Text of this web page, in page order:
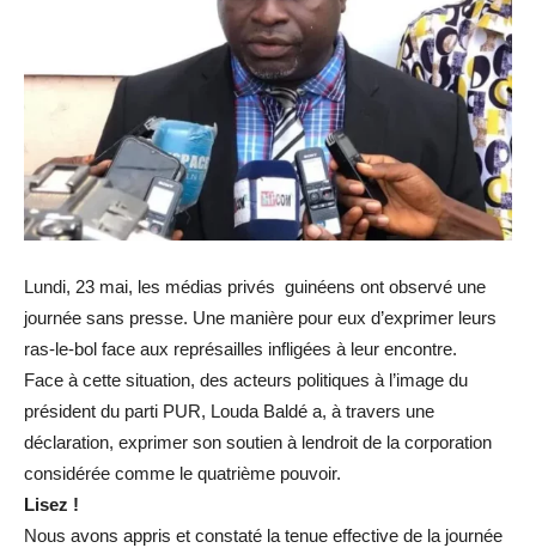
Lundi, 23 mai, les médias privés guinéens ont observé une
journée sans presse. Une manière pour eux d’exprimer leurs
ras-le-bol face aux représailles infligées à leur encontre.
Face à cette situation, des acteurs politiques à l’image du
président du parti PUR, Louda Baldé a, à travers une
déclaration, exprimer son soutien à lendroit de la corporation
considérée comme le quatrième pouvoir.
Lisez !
Nous avons appris et constaté la tenue effective de la journée